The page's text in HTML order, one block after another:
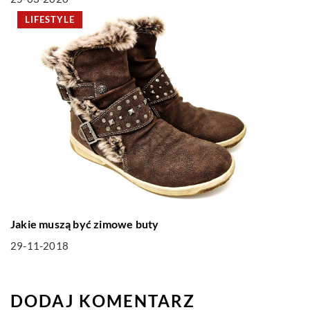
LIFESTYLE
Jakie muszą być zimowe buty
29-11-2018
DODAJ KOMENTARZ